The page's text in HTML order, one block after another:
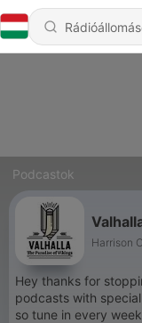
Podcastok
Harrison
Hey thanks for
podcasts with
so tune in every